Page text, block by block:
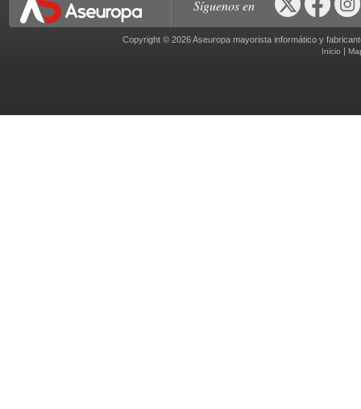
Síguenos en
Copyright © 2026 Aseuropa mayorista informático y
Inicio |